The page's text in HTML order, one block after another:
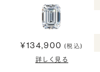
¥134,900 (税込)
詳しく見る